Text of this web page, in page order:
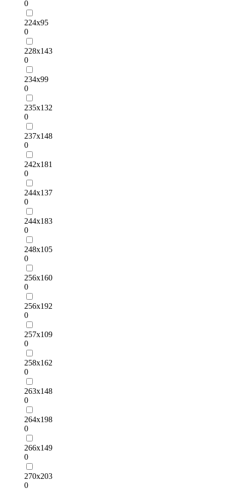
0
224х95
0
228х143
0
234х99
0
235х132
0
237х148
0
242х181
0
244х137
0
244х183
0
248х105
0
256х160
0
256х192
0
257х109
0
258х162
0
263х148
0
264х198
0
266х149
0
270х203
0